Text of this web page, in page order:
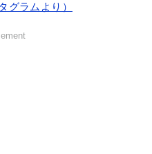
グラムより）